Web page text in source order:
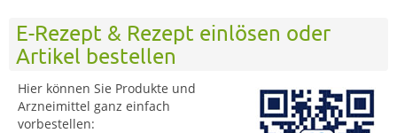
E-Rezept & Rezept einlösen oder
Artikel bestellen
Hier können Sie Produkte und
Arzneimittel ganz einfach
vorbestellen: